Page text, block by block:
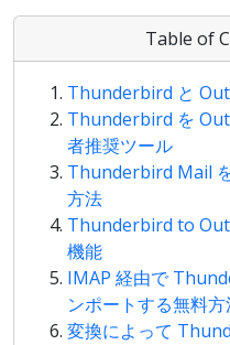
Table of
Thunderbird と
Thunderbird を
者推奨ツール
Thunderbird Mail
方法
Thunderbird to
機能
IMAP 経由で
ンポートする無料方
変換によって